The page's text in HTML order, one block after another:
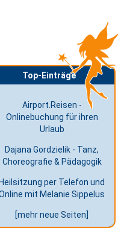
Top-Einträge
Airport.Reisen -
Onlinebuchung für ihren
Urlaub
Dajana Gordzielik - Tanz,
Choreografie & Pädagogik
Heilsitzung per Telefon und
mit Melanie Sippelus
[mehr neue Seiten]